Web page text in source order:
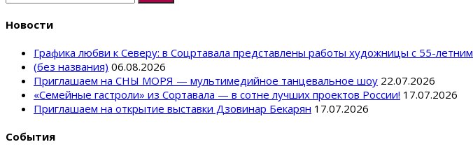
Новости
Графика любви к Северу: в Соцртавала представлены работы художницы с 55-
(без названия) 06.08.2026
Приглашаем на СНЫ МОРЯ — мультимедийное танцевальное шоу 22.07.2026
«Семейные гастроли» из Сортавала — в сотне лучших проектов России! 17.07.2026
Приглашаем на открытие выставки Дзовинар Бекарян 17.07.2026
События